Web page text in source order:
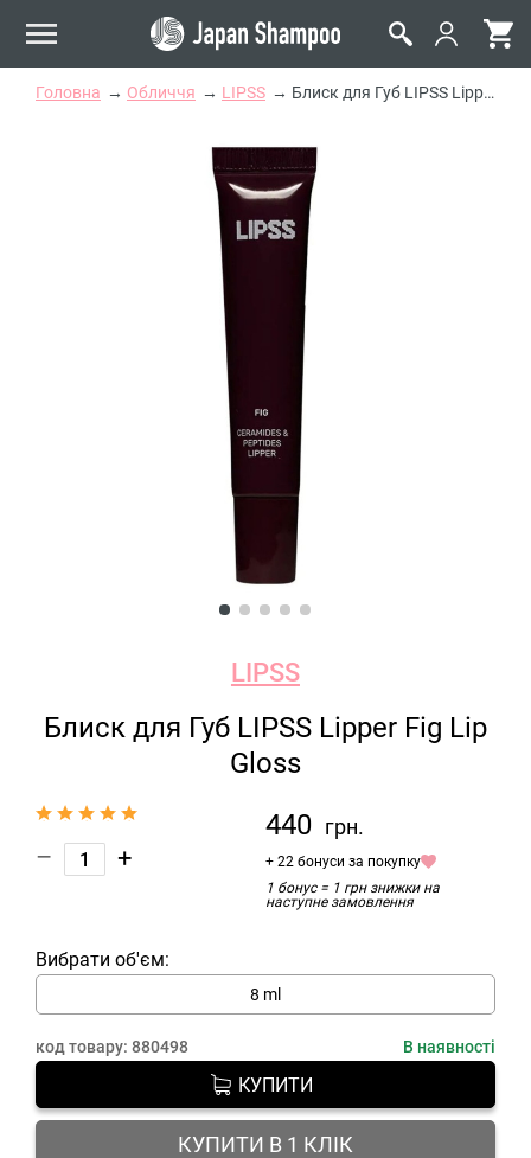
Головна Обличчя LIPSS Блиск для Губ LIPSS Lipper Fig Lip Gloss
LIPSS
Блиск для Губ LIPSS Lipper Fig Lip
Gloss
– +
440 грн.
+ 22 бонуси за покупку
1 бонус = 1 грн знижки на
наступне замовлення
Вибрати об'єм:
8 ml
код товару: 880498 В наявності
КУПИТИ
КУПИТИ В 1 КЛІК